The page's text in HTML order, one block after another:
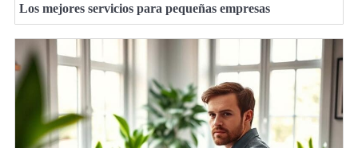
Los mejores servicios para pequeñas empresas